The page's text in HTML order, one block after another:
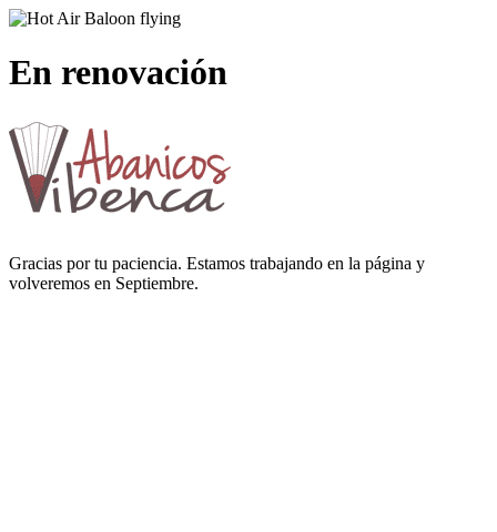
En renovación
Gracias por tu paciencia. Estamos trabajando en la página y
volveremos en Septiembre.